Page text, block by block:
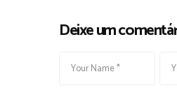
Deixe um